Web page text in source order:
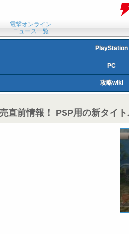
電撃オンライン
ニュース一覧
PlayStation
PC
攻略wiki
直前情報！ PSP用の新タイ